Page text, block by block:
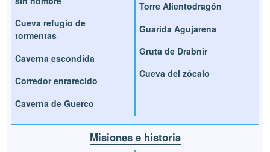
Cueva refugio de
tormentas
Caverna escondida
Corredor enrarecido
Caverna de Guerco
Torre Alientodragón
Guarida Agujarena
Gruta de Drabnir
Cueva del zócalo
Misiones e historia